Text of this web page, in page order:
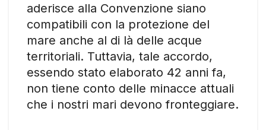
aderisce alla Convenzione siano
compatibili con la protezione del
mare anche al di là delle acque
territoriali. Tuttavia, tale accordo,
essendo stato elaborato 42 anni fa,
non tiene conto delle minacce attuali
che i nostri mari devono fronteggiare.